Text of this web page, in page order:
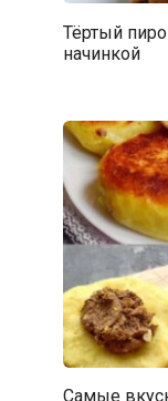
Тёртый
начинкой
Самые